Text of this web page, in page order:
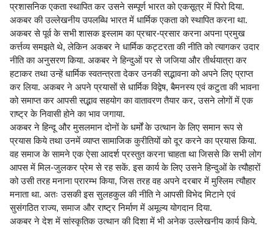
प्रशासनिक एकता स्थापित कर उसने सम्पूर्ण भारत को एकसूत्र में पिरो दिया.
अकबर की उल्लेखनीय उपलब्धि भारत में धार्मिक एकता को स्थापित करना था.
अकबर से पूर्व के सभी शासक इस्लाम का प्रचार-प्रसार करना अपना प्रमुख
कर्त्तव्य समझते थे, लेकिन अकबर ने धार्मिक कट्टरता की नीति को त्यागकर उदार
नीति का अनुसरण किया. अकबर ने हिन्दुओं पर से जजिया और तीर्थयात्रा कर
हटाकर तथा उन्हें धार्मिक स्वतन्त्रता देकर उनकी सद्भावना को अपने लिए प्राप्त
कर लिया. अकबर ने अपने प्रयासों से धार्मिक विद्वेष, बैमनस्य एवं कटुता की भावना
को समाप्त कर आपसी सद्भाव सहयोग का वातावरण तैयार कर, उसने लोगों में एक
राष्ट्र के निवासी होने का भाव जगाया.
अकबर ने हिन्दू और मुसलमान दोनों के धर्मों के उत्थान के लिए समान रूप से
प्रयास किये तथा उनमें व्याप्त सामाजिक कुरीतियों को दूर करने का प्रयास किया.
वह समाज के सामने एक ऐसा आदर्श प्रस्तुत करना चाहता था जिससे कि सभी लोग
आपस में मिल-जुलकर प्रेम से रह सकें. इस कार्य के लिए उसने हिन्दुओं के त्यौहारों
को उसी तरह मनाना प्रारम्भ किया, जिस तरह वह अपने दरबार में मुस्लिम त्यौहार
मनाता था. अतः उसकी इस सुलहकुल की नीति ने आपसी विभेद मिटाने एवं
सुसंगठित राज्य, समाज और राष्ट्र निर्माण में अमूल्य योगदान दिया.
अकबर ने देश में सांस्कृतिक उत्थान की दिशा में भी अनेक उल्लेखनीय कार्य किये.